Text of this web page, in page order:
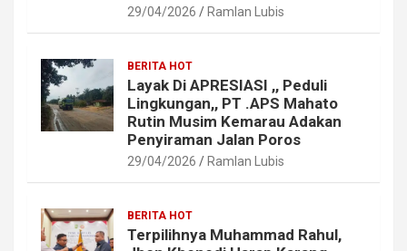
29/04/2026 Ramlan Lubis
BERITA HOT
Layak Di APRESIASI ,, Peduli
Lingkungan,, PT .APS Mahato
Rutin Musim Kemarau Adakan
Penyiraman Jalan Poros
29/04/2026 Ramlan Lubis
BERITA HOT
Terpilihnya Muhammad Rahul,